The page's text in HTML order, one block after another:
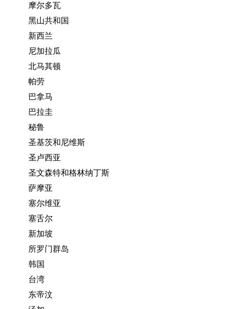
摩尔多瓦
黑山共和国
新西兰
尼加拉瓜
北马其顿
帕劳
巴拿马
巴拉圭
秘鲁
圣基茨和尼维斯
圣卢西亚
圣文森特和格林纳丁斯
萨摩亚
塞尔维亚
塞舌尔
新加坡
所罗门群岛
韩国
台湾
东帝汶